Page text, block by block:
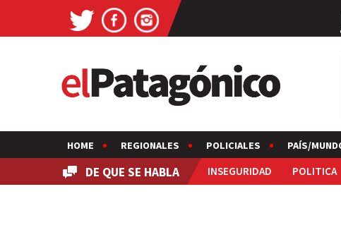
HOME REGIONALES POLICIALES PAÍS/
DE QUE SE HABLA INSEGURIDAD POLITICA